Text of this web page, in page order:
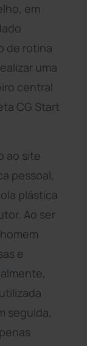
em
de rotina
uma
central
CG Start
ao site
pessoal,
plástica
Ao ser
e
seguida,